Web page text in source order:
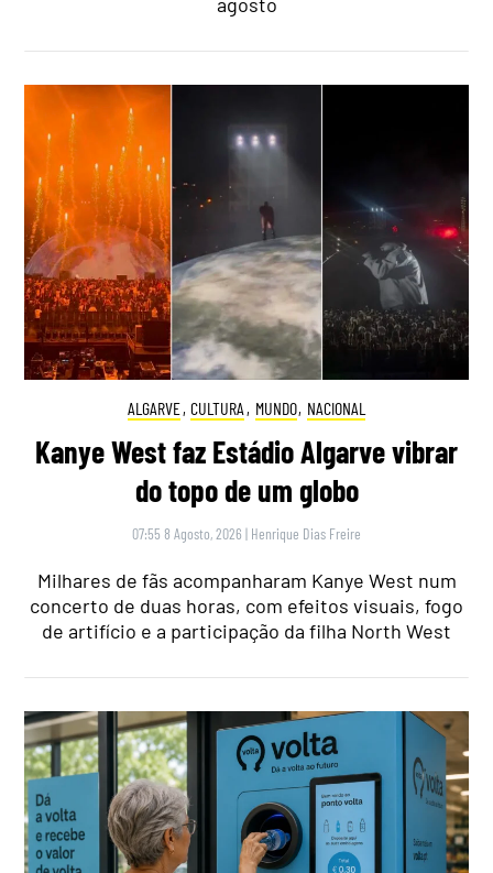
ALGARVE, CULTURA , MUNDO, NACIONAL
Kanye West faz Estádio Algarve vibrar
do topo de um globo
07:55 8 Agosto, 2026 | Henrique Dias Freire
Milhares de fãs acompanharam Kanye West num
concerto de duas horas, com efeitos visuais, fogo
de artifício e a participação da filha North West